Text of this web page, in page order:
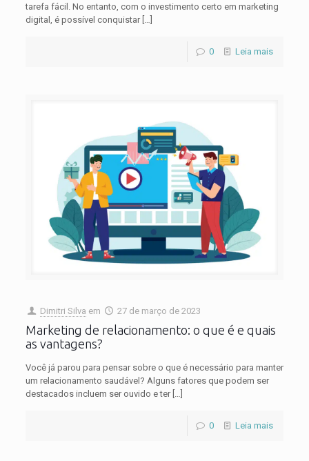
tarefa fácil. No entanto, com o investimento certo em marketing
digital, é possível conquistar[…]
0 Leia mais
Dimitri Silva em 27 de março de 2023
Marketing de relacionamento: o que é e quais
as vantagens?
Você já parou para pensar sobre o que é necessário para manter
um relacionamento saudável? Alguns fatores que podem ser
destacados incluem ser ouvido e ter[…]
0 Leia mais